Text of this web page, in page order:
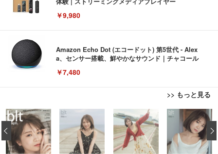
￥9,980
Amazon Echo Dot (エコードット) 第5世代 - Alex
a、センサー搭載、鮮やかなサウンド｜チャコール
￥7,480
>> もっと見る
[EdoErgo] オフィスチェア 椅子 テレワーク 疲れな
い 跳ね上げ式アームレスト コンパクト 約105度ロッ
キング pc 事務椅子 360度回転 座面昇降 強化ナイロ
ン樹脂ベース 通気性メッシュ 在宅ワーク H-WY01
(黒網+黒枠+黒足)
￥5,699
EIZO ビジネス向けプレミアムモニター | FlexScan
EV3240X-WT | 31.5型4K UHD・USB Type-C・ホワ
イト
￥105,595
Amazonベーシック ペットシーツ 薄型 レギュラー 1
回使い捨て 無香料 ホワイト 300枚
￥3,373
‹